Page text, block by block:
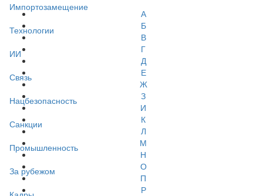
Импортозамещение
Технологии
ИИ
Связь
Нацбезопасность
Санкции
Промышленность
За рубежом
А
Б
В
Г
Д
Е
Ж
З
И
К
Л
М
Н
О
П
Р